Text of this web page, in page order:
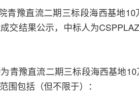
青豫直流二期三标段海西基地10
交结果公示，中标人为
青豫直流二期三标段海西基地10
围包括（但不限于）：